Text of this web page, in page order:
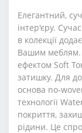
Елегантний,
інтер'єру.
в колекції
Вашим меблям.
ефектом Soft
затишку. Для
основа no-
технології
покриття,
рідини. Це